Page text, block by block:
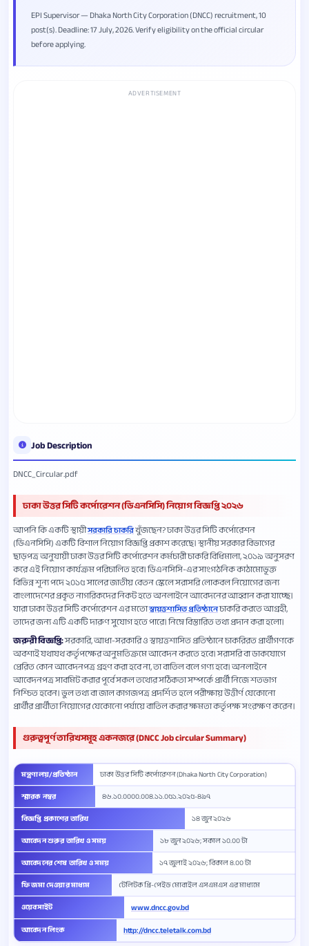
EPI Supervisor — Dhaka North City Corporation (DNCC) recruitment, 10
post(s). Deadline: 17 July, 2026. Verify eligibility on the official circular
before applying.
ADVERTISEMENT
Job Description
DNCC_Circular.pdf
ঢাকা উত্তর সিটি কর্পোরেশন (ডিএনসিসি) নিয়োগ বিজ্ঞপ্তি ২০২৬
আপনি কি একটি স্থায়ীসরকারি চাকরিখুঁজছেন? ঢাকা উত্তর সিটি কর্পোরেশন
(ডিএনসিসি) একটি বিশাল নিয়োগ বিজ্ঞপ্তি প্রকাশ করেছে। স্থানীয় সরকার বিভাগের
ছাড়পত্র অনুযায়ী ঢাকা উত্তর সিটি কর্পোরেশন কর্মচারী চাকরি বিধিমালা, ২০১৯ অনুসরণ
করে এই নিয়োগ কার্যক্রম পরিচালিত হবে। ডিএনসিসি-এর সাংগঠনিক কাঠামোভূক্ত
বিভিন্ন শূন্য পদে ২০১৫ সালের জাতীয় বেতন স্কেলে সরাসরি লোকবল নিয়োগের জন্য
বাংলাদেশের প্রকৃত নাগরিকদের নিকট হতে অনলাইনে আবেদনের আহ্বান করা যাচ্ছে।
যারা ঢাকা উত্তর সিটি কর্পোরেশন এর মতোস্বায়ত্তশাসিত প্রতিষ্ঠানেচাকরি করতে আগ্রহী,
তাদের জন্য এটি একটি দারুণ সুযোগ হতে পারে। নিম্নে বিস্তারিত তথ্য প্রদান করা হলো।
জরুরী বিজ্ঞপ্তি:সরকারি, আধা-সরকারি ও স্বায়ত্তশাসিত প্রতিষ্ঠানে চাকরিরত প্রার্থীগণকে
অবশ্যই যথাযথ কর্তৃপক্ষের অনুমতিক্রমে আবেদন করতে হবে। সরাসরি বা ডাকযোগে
প্রেরিত কোন আবেদনপত্র গ্রহণ করা হবে না, তা বাতিল বলে গণ্য হবে। অনলাইনে
আবেদনপত্র সাবমিট করার পূর্বে সকল তথ্যের সঠিকতা সম্পর্কে প্রার্থী নিজে শতভাগ
নিশ্চিত হবেন। ভুল তথ্য বা জাল কাগজপত্র প্রদর্শিত হলে পরীক্ষায় উত্তীর্ণ যেকোনো
প্রার্থীর প্রার্থীতা নিয়োগের যেকোনো পর্যায়ে বাতিল করার ক্ষমতা কর্তৃপক্ষ সংরক্ষণ করেন।
গুরুত্বপূর্ণ তারিখসমূহ একনজরে (DNCC Job circular Summary)
মন্ত্রণালয়/প্রতিষ্ঠান
ঢাকা উত্তর সিটি কর্পোরেশন (Dhaka North City Corporation)
স্মারক নম্বর
৪৬.১০.০০০০.০০৪.১১.০৫১.২০২৫-৪৯৭
বিজ্ঞপ্তি প্রকাশের তারিখ
১৪ জুন ২০২৬
আবেদন শুরুর তারিখ ও সময়
১৮ জুন ২০২৬; সকাল ১০.০০ টা
আবেদনের শেষ তারিখ ও সময়
১৭ জুলাই ২০২৬; বিকাল ৪.০০ টা
ফি জমা দেওয়ার মাধ্যম
টেলিটক প্রি-পেইড মোবাইল এসএমএস এর মাধ্যমে
ওয়েবসাইট
www.dncc.gov.bd
আবেদন লিংক http://dncc.teletalk.com.bd